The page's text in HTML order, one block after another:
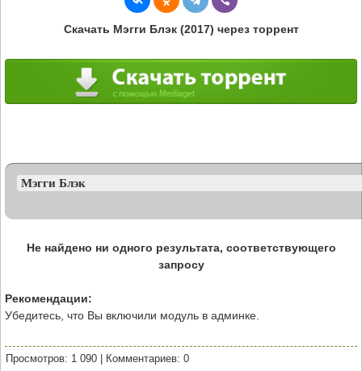
Скачать Мэгги Блэк (2017) через торрент
Не найдено ни одного результата, соответствующего
запросу
Рекомендации:
Убедитесь, что Вы включили модуль в админке.
Просмотров: 1 090 Комментариев: 0